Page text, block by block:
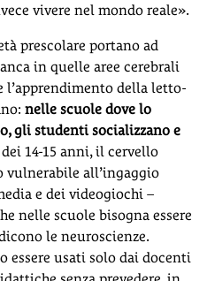
vivere nel mondo reale».
prescolare portano ad
in quelle aree cerebrali
l’apprendimento della letto-
nelle scuole dove lo
gli studenti socializzano e
14-15 anni, il cervello
all’ingaggio
e dei videogiochi –
nelle scuole bisogna essere
le neuroscienze.
essere usati solo dai docenti